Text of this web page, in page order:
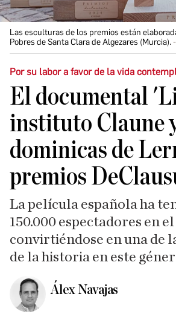
Las esculturas de los premios están
Pobres de Santa Clara de Algezares (Murcia).
Por su labor a favor de la vida
El documental
instituto Claune
dominicas de
premios
La película española ha
150.000 espectadores en
convirtiéndose en una de
de la historia en este
Álex Navajas